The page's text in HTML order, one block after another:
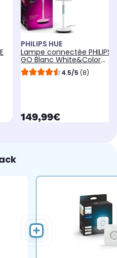
PHILIPS HUE
Lampe connectée PHILIPS
GO Blanc White&Color
Ambiance 4.5/5 (8)
currentPrice
149,99€